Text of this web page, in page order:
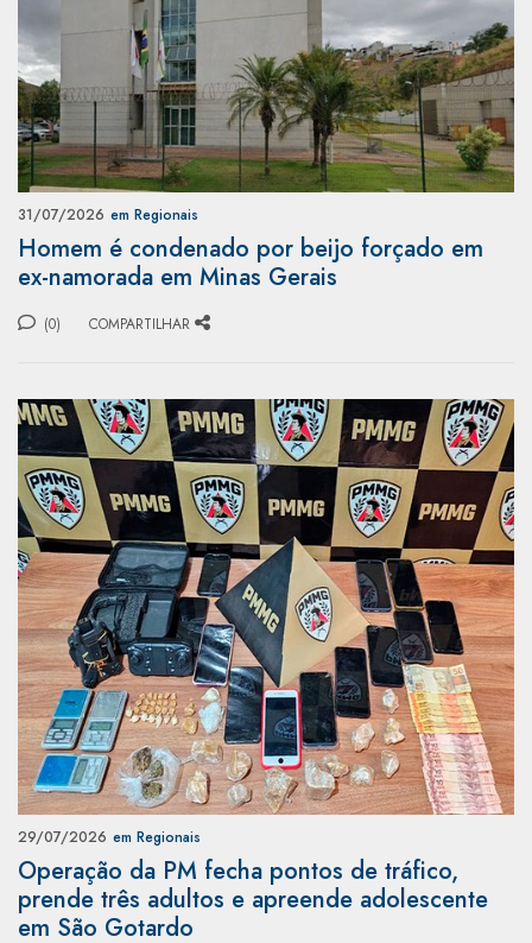
31/07/2026 em Regionais
Homem é condenado por beijo forçado em
ex-namorada em Minas Gerais
(0) COMPARTILHAR
29/07/2026 em Regionais
Operação da PM fecha pontos de tráfico,
prende três adultos e apreende adolescente
em São Gotardo